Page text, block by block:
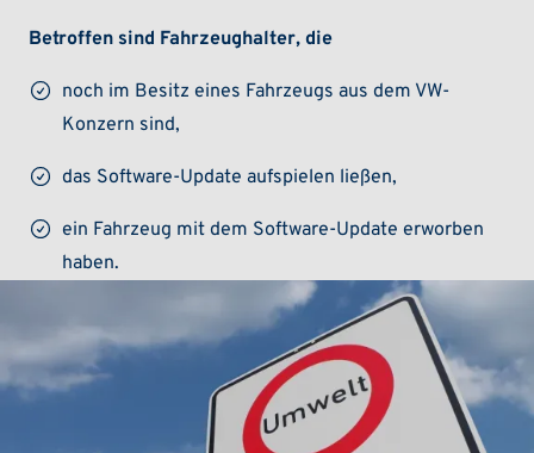
Betroffen sind Fahrzeughalter, die
noch im Besitz eines Fahrzeugs aus dem VW-
Konzern sind,
das Software-Update aufspielen ließen,
ein Fahrzeug mit dem Software-Update erworben
haben.